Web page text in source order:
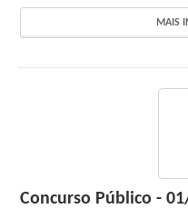
MAIS
Concurso Público -